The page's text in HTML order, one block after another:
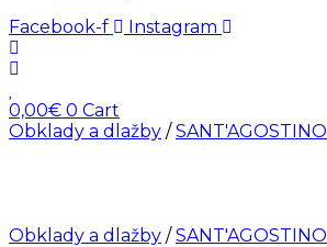
Facebook-f
Instagram
0,00€ 0 Cart
Obklady a dlažby /SANT'AGOSTINO
Obklady a dlažby /SANT'AGOSTINO